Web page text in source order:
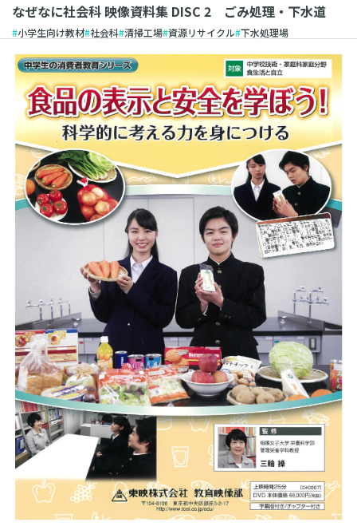
なぜなに社会科 映像資料集 DISC 2 ごみ処理・下水道
小学生向け教材 社会科 清掃工場 資源リサイクル 下水処理場